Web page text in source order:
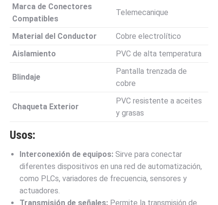
Marca de Conectores
Compatibles
Telemecanique
Material del Conductor
Cobre electrolítico
Aislamiento
PVC de alta temperatura
Blindaje
Pantalla trenzada de
cobre
Chaqueta Exterior
PVC resistente a aceites
y grasas
Usos:
Interconexión de equipos: Sirve para conectar
diferentes dispositivos en una red de automatización,
como PLCs, variadores de frecuencia, sensores y
actuadores.
Transmisión de señales: Permite la transmisión de